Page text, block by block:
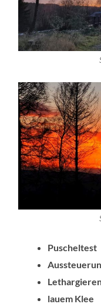
Puscheltest
lauem Klee